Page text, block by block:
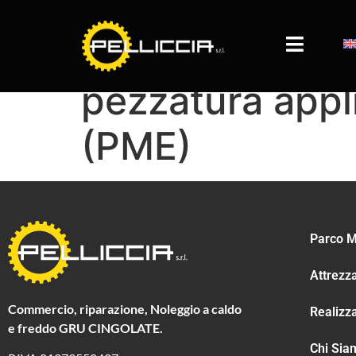
Pinza per la
pezzatura
(PME)
Commercio, riparazione, Noleggio a caldo
e freddo GRU CINGOLATE.
Parco
Chi